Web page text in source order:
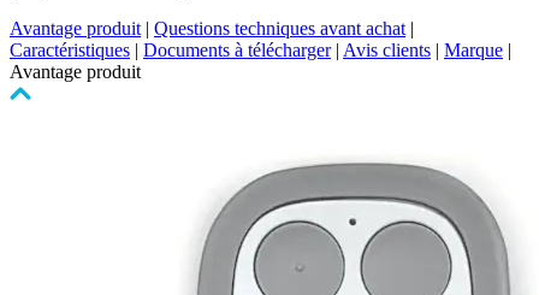
Avantage produit | Questions techniques avant achat |
Caractéristiques | Documents à télécharger | Avis clients | Marque |
Avantage produit